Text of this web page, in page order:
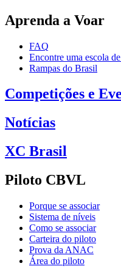
Aprenda a Voar
FAQ
Encontre uma escola
Rampas do Brasil
Competições e
Notícias
XC Brasil
Piloto CBVL
Porque se associar
Sistema de níveis
Como se associar
Carteira do piloto
Prova da ANAC
Área do piloto